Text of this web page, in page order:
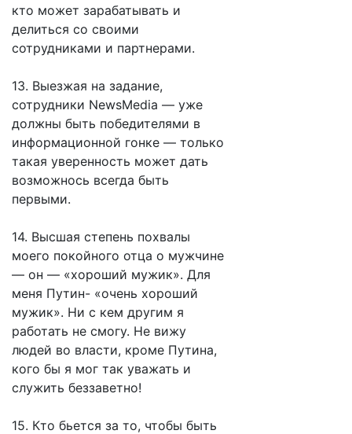
кто может зарабатывать и
делиться со своими
сотрудниками и партнерами.
13. Выезжая на задание,
сотрудники NewsMedia — уже
должны быть победителями в
информационной гонке — только
такая уверенность может дать
возможнось всегда быть
первыми.
14. Высшая степень похвалы
моего покойного отца о мужчине
— он — «хороший мужик». Для
меня Путин- «очень хороший
мужик». Ни с кем другим я
работать не смогу. Не вижу
людей во власти, кроме Путина,
кого бы я мог так уважать и
служить беззаветно!
15. Кто бьется за то, чтобы быть